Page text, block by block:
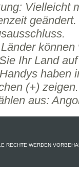
Vielleicht
Ihr Land
haben
(+) zeigen.
aus:
RECHTE WERDEN